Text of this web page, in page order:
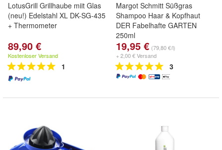
LotusGrill Grillhaube miit Glas
(neu!) Edelstahl XL DK-SG-435
+ Thermometer
89,90 €
Kostenloser Versand
1
Margot Schmitt Süßgras
Shampoo Haar & Kopfhaut
DER Fabelhafte GARTEN
250ml
19,95 € (79,80 €/l)
+ 2,00 € Versand
3